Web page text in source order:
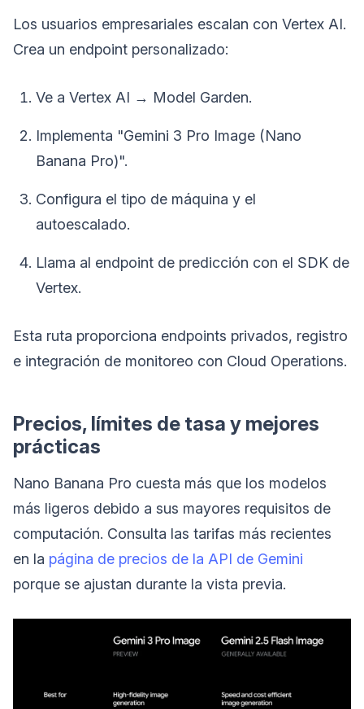
Los usuarios empresariales escalan con Vertex AI.
Crea un endpoint personalizado:
Ve a Vertex AI → Model Garden.
Implementa "Gemini 3 Pro Image (Nano
Banana Pro)".
Configura el tipo de máquina y el
autoescalado.
Llama al endpoint de predicción con el SDK de
Vertex.
Esta ruta proporciona endpoints privados, registro
e integración de monitoreo con Cloud Operations.
Precios, límites de tasa y mejores
prácticas
Nano Banana Pro cuesta más que los modelos
más ligeros debido a sus mayores requisitos de
computación. Consulta las tarifas más recientes
en la página de precios de la API de Gemini
porque se ajustan durante la vista previa.